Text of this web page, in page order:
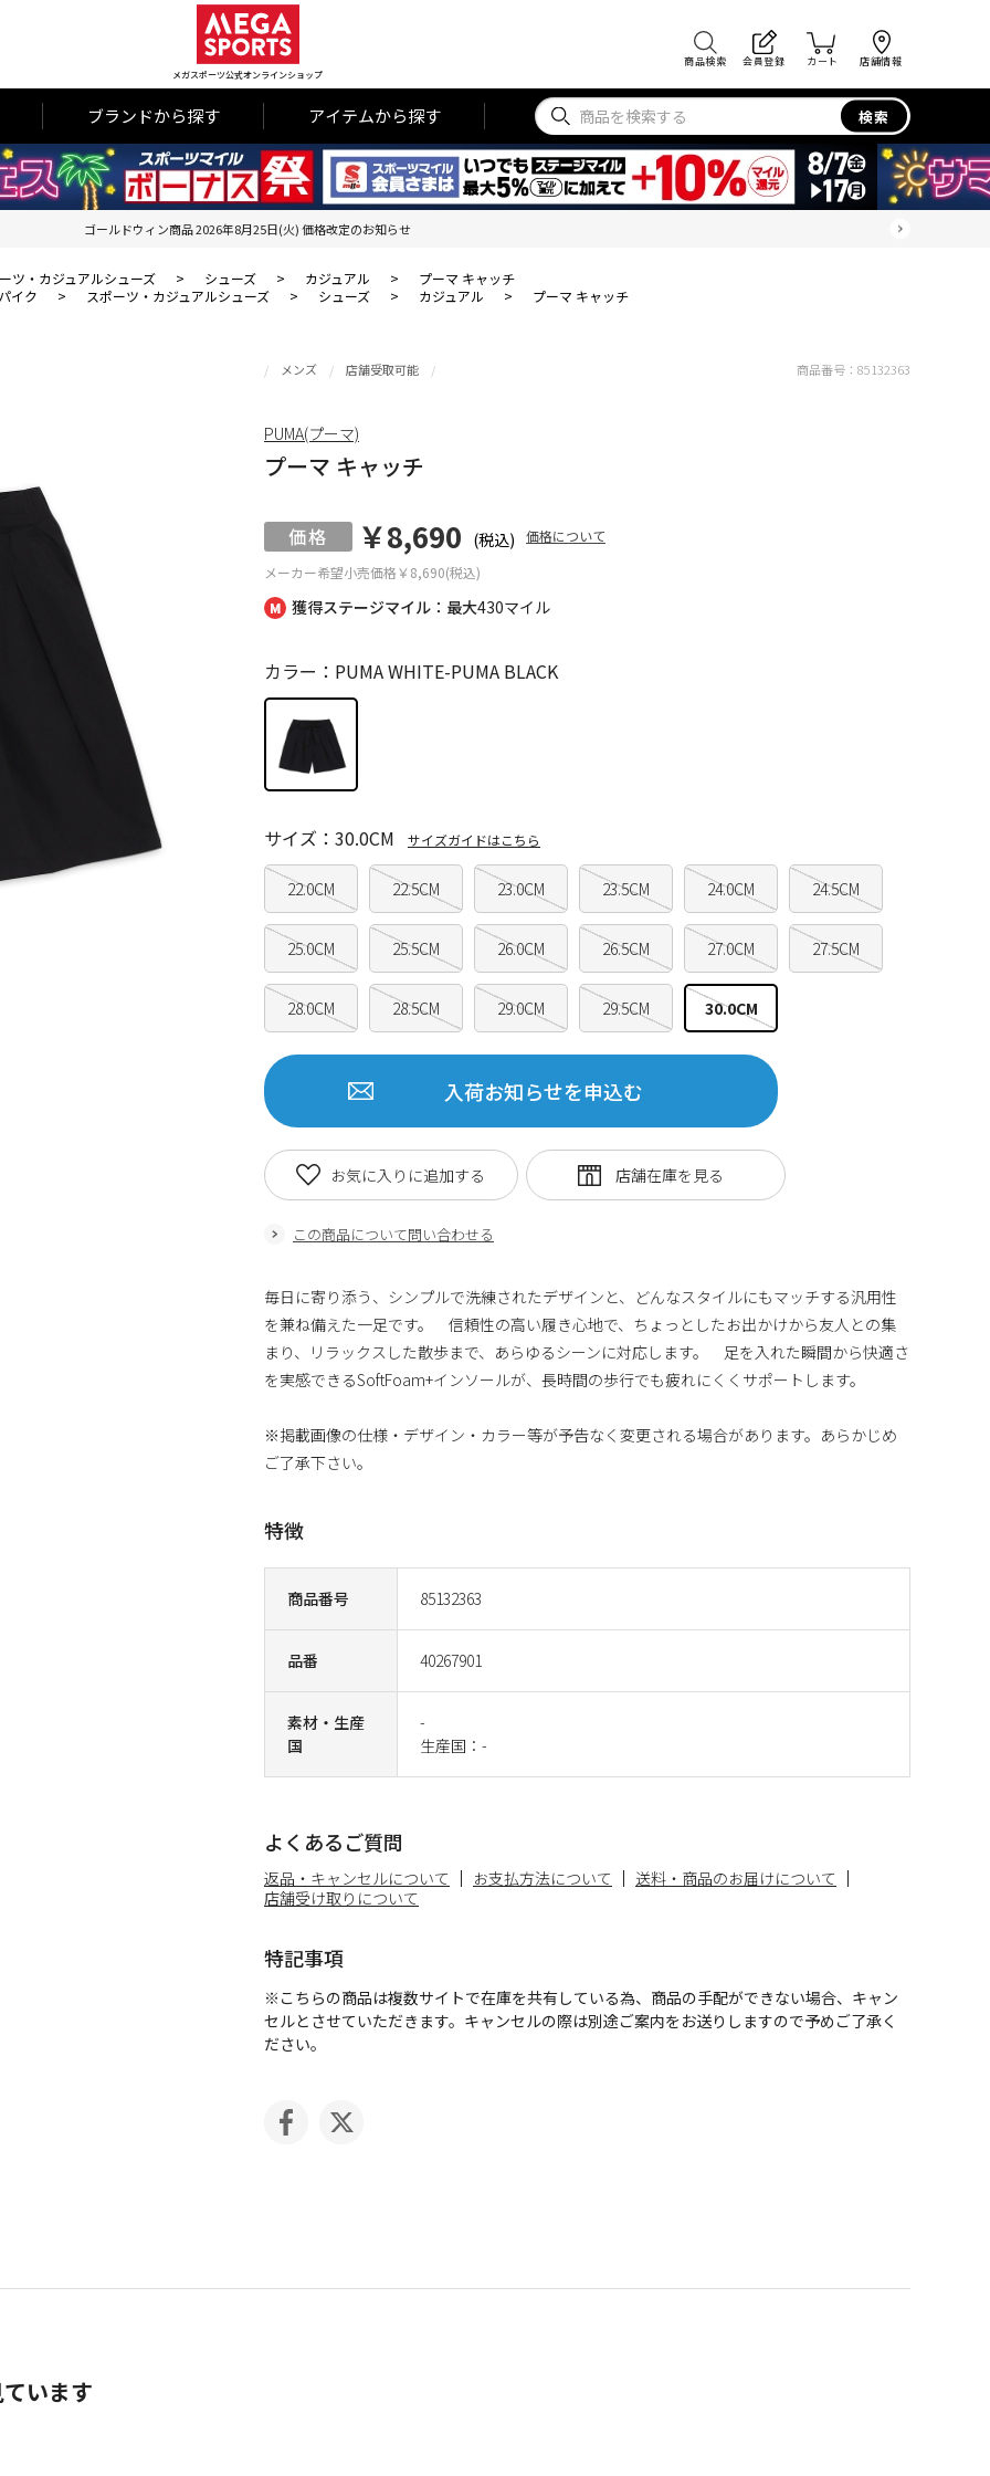
メガスポーツ公式オンラインショップ
商品検索 会員登録 カート 店舗情報
ブランドから探す アイテムから探す 検索
ゴールドウィン商品 2026年8月25日(火) 価格改定のお知らせ
ツ・カジュアルシューズ > シューズ > カジュアル >
プーマ キャッチ
イク
> スポーツ・カジュアルシューズ > シューズ > カジュアル > プーマ キャッチ
獲得ステージマイル：最大430マイル
メンズ 店舗受取可能
プーマ キャッチ
メーカー希望小売価格￥8,690(税込)
￥8,690 (税込) 価格について
商品番号 85132363
品番 40267901
素材・生産
国
-
生産国：-
カラー：PUMA WHITE-PUMA BLACK
22.0CM 22.5CM 23.0CM 23.5CM 24.0CM 24.5CM
25.0CM 25.5CM 26.0CM 26.5CM 27.0CM 27.5CM
28.0CM 28.5CM 29.0CM 29.5CM 30.0CM
サイズ：30.0CM サイズガイドはこちら
入荷お知らせを申込む
この商品について問い合わせる
お気に入りに追加する
商品番号： 85132363
PUMA(プーマ)
毎日に寄り添う、シンプルで洗練されたデザインと、どんなスタイルにもマッチする汎用性
を兼ね備えた一足です。 信頼性の高い履き心地で、ちょっとしたお出かけから友人との集
まり、リラックスした散歩まで、あらゆるシーンに対応します。 足を入れた瞬間から快適さ
を実感できるSoftFoam+インソールが、長時間の歩行でも疲れにくくサポートします。
※掲載画像の仕様・デザイン・カラー等が予告なく変更される場合があります。あらかじめ
ご了承下さい。
特徴
よくあるご質問
返品・キャンセルについて お支払方法について
送料・商品のお届けについて
店舗受け取りについて
特記事項
※こちらの商品は複数サイトで在庫を共有している為、商品の手配ができない場合、キャン
セルとさせていただきます。キャンセルの際は別途ご案内をお送りしますので予めご了承く
ださい。
います